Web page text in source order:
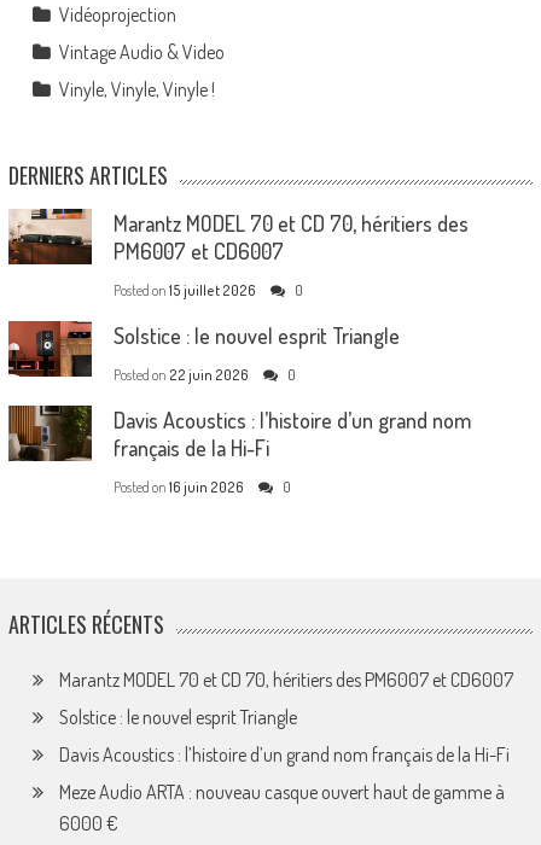
Vidéoprojection
Vintage Audio & Video
Vinyle, Vinyle, Vinyle !
DERNIERS ARTICLES
Marantz MODEL 70 et CD 70, héritiers des
PM6007 et CD6007
Posted on 15 juillet 2026 0
Solstice : le nouvel esprit Triangle
Posted on 22 juin 2026 0
Davis Acoustics : l’histoire d’un grand nom
français de la Hi-Fi
Posted on 16 juin 2026 0
ARTICLES RÉCENTS
Marantz MODEL 70 et CD 70, héritiers des PM6007 et CD6007
Solstice : le nouvel esprit Triangle
Davis Acoustics : l’histoire d’un grand nom français de la Hi-Fi
Meze Audio ARTA : nouveau casque ouvert haut de gamme à
6000 €